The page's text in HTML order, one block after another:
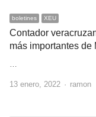
boletines XEU
Contador
más importantes de
13 enero, 2022 Author
ramon